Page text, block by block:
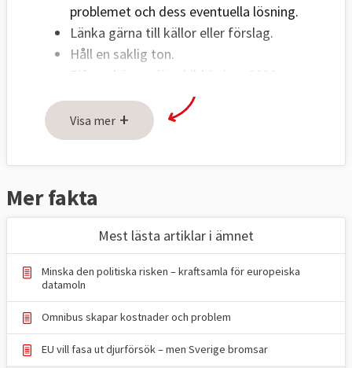
problemet och dess eventuella lösning.
Länka gärna till källor eller förslag.
Håll en saklig ton.
Bifoga högupplöst bild (minst 2000
pixlar) på debattör i liggande format.
Ange fotograf.
Om fler personer ska visas på bild
Skicka text och bild till:
red@europaportalen.se
Visa mer +
Mer fakta
Mest lästa artiklar i ämnet
Minska den politiska risken – kraftsamla för europeiska
datamoln
Omnibus skapar kostnader och problem
EU vill fasa ut djurförsök – men Sverige bromsar